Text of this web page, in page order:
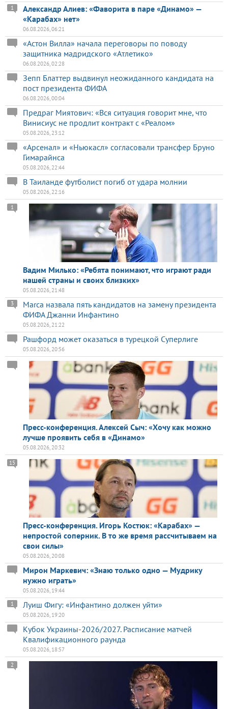
Александр Алиев: «Фаворита в паре «Динамо» —
«Карабах» нет»
1
06.08.2026, 06:21
«Астон Вилла» начала переговоры по поводу
защитника мадридского «Атлетико»
06.08.2026, 02:28
Зепп Блаттер выдвинул неожиданного кандидата на
пост президента ФИФА
06.08.2026, 00:04
Предраг Миятович: «Вся ситуация говорит мне, что
Винисиус не продлит контракт с «Реалом»
05.08.2026, 23:12
«Арсенал» и «Ньюкасл» согласовали трансфер Бруно
Гимарайнса
05.08.2026, 22:44
В Таиланде футболист погиб от удара молнии
05.08.2026, 22:16
Вадим Милько: «Ребята понимают, что играют ради
нашей страны и своих близких»
1
05.08.2026, 21:48
Marca назвала пять кандидатов на замену президента
ФИФА Джанни Инфантино
3
05.08.2026, 21:22
Рашфорд может оказаться в турецкой Суперлиге
05.08.2026, 20:56
Пресс-конференция. Алексей Сыч: «Хочу как можно
лучше проявить себя в «Динамо»
05.08.2026, 20:32
Пресс-конференция. Игорь Костюк: «Карабах» —
непростой соперник. В то же время рассчитываем на
свои силы»
15
05.08.2026, 20:08
Мирон Маркевич: «Знаю только одно — Мудрику
нужно играть»
05.08.2026, 19:44
Луиш Фигу: «Инфантино должен уйти»
1
05.08.2026, 19:20
Кубок Украины-2026/2027. Расписание матчей
Квалификационного раунда
05.08.2026, 18:57
2